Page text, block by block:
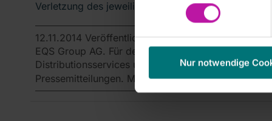
Nur notwendige
Verletzung des jeweiligen Rechts darstellen würde.
12.11.2014 Veröffentlichung einer Corporate
EQS Group AG. Für den Inhalt der Mitteilung ist
Distributionsservices umfassen gesetzliche
Pressemitteilungen. Medienarchiv unter